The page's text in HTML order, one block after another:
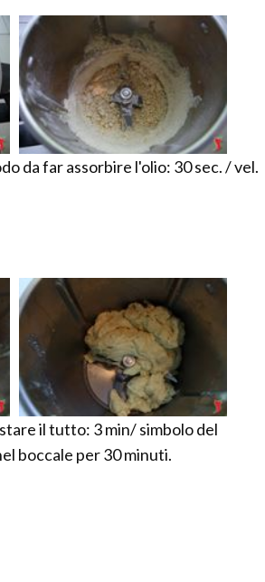
da far assorbire l'olio: 30 sec. / vel.
il tutto: 3 min/ simbolo del
boccale per 30 minuti.